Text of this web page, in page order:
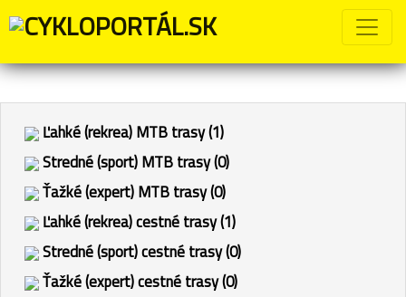
Ľahké (rekrea) MTB trasy (1)
Stredné (sport) MTB trasy (0)
Ťažké (expert) MTB trasy (0)
Ľahké (rekrea) cestné trasy (1)
Stredné (sport) cestné trasy (0)
Ťažké (expert) cestné trasy (0)